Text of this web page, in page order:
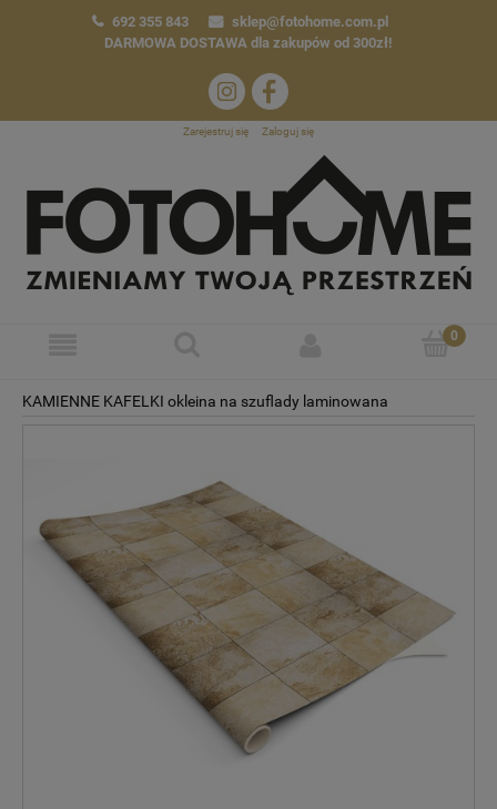
692 355 843
sklep@fotohome.com.pl
DARMOWA DOSTAWA dla zakupów od 300zł!
Zarejestruj się Zaloguj się
KAMIENNE KAFELKI okleina na szuflady laminowana